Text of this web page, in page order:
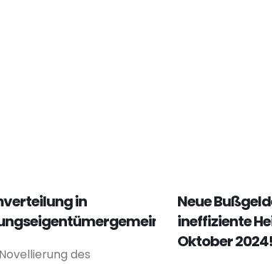
in
des
Neue
ineffiziente
Oktober 2024!